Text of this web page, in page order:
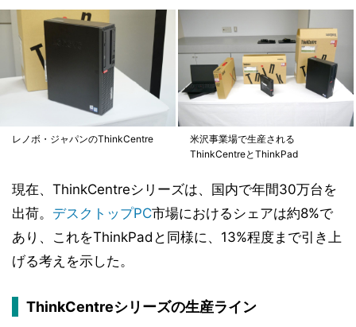
レノボ・ジャパンのThinkCentre
米沢事業場で生産される
ThinkCentreとThinkPad
現在、ThinkCentreシリーズは、国内で年間30万台を
出荷。 デスクトップPC市場におけるシェアは約8%で
あり、これをThinkPadと同様に、13%程度まで引き上
げる考えを示した。
ThinkCentreシリーズの生産ライン